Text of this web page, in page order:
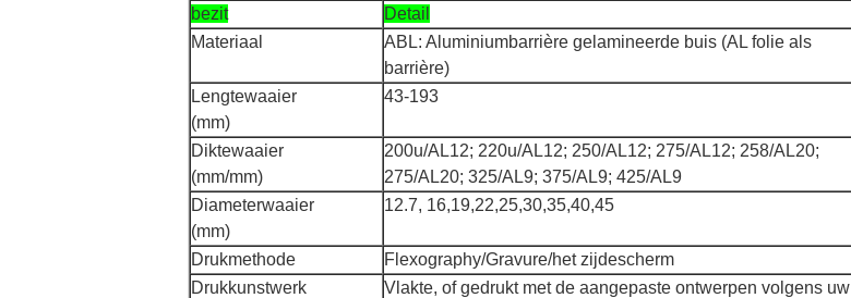
bezit
Detail
Materiaal
ABL: Aluminiumbarrière gelamineerde buis (AL folie als
barrière)
Lengtewaaier
(mm)
43-193
Diktewaaier
(mm/mm)
200u/AL12; 220u/AL12; 250/AL12; 275/AL12; 258/AL20;
275/AL20; 325/AL9; 375/AL9; 425/AL9
Diameterwaaier
(mm)
12.7, 16,19,22,25,30,35,40,45
Drukmethode
Flexography/Gravure/het zijdescherm
Drukkunstwerk
Vlakte, of gedrukt met de aangepaste ontwerpen volgens uw